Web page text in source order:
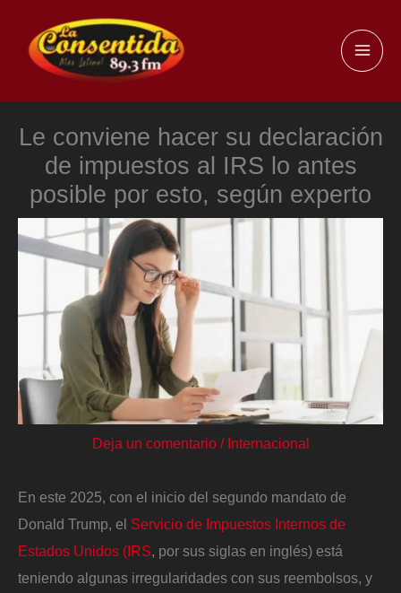
contenido
Le conviene hacer su declaración
de impuestos al IRS lo antes
posible por esto, según experto
Deja un comentario / Internacional
En este 2025, con el inicio del segundo mandato de
Donald Trump, el Servicio de Impuestos Internos de
Estados Unidos (IRS, por sus siglas en inglés) está
teniendo algunas irregularidades con sus reembolsos, y